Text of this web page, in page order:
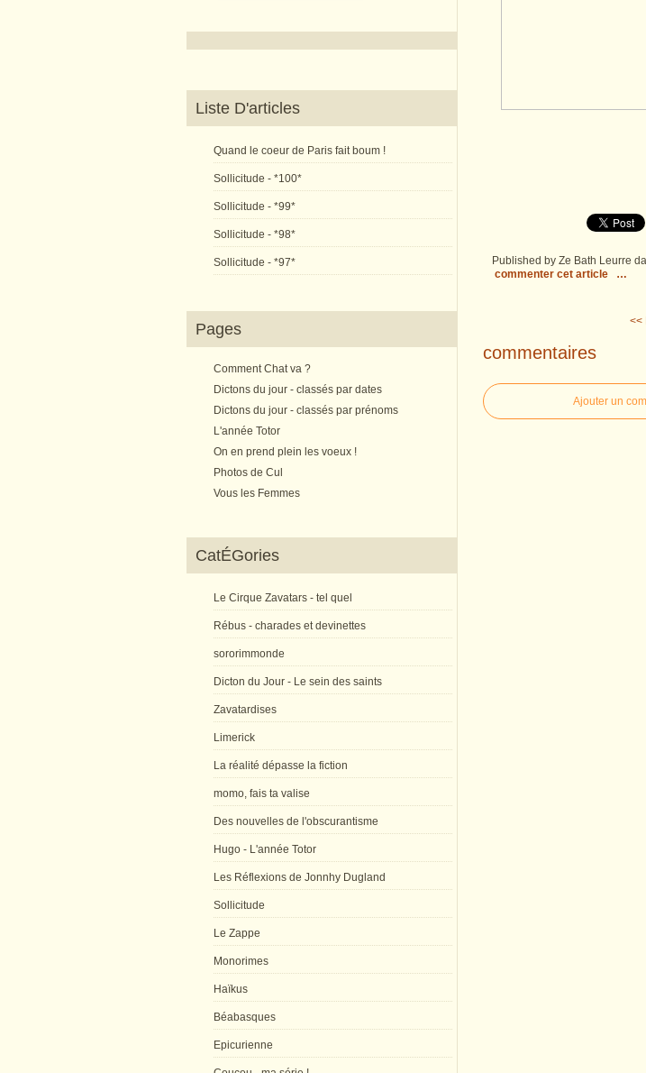
Liste D'articles
Quand le coeur de Paris fait boum !
Sollicitude - *100*
Sollicitude - *99*
Sollicitude - *98*
Sollicitude - *97*
Pages
Comment Chat va ?
Dictons du jour - classés par dates
Dictons du jour - classés par prénoms
L'année Totor
On en prend plein les voeux !
Photos de Cul
Vous les Femmes
CatÉGories
Le Cirque Zavatars - tel quel
Rébus - charades et devinettes
sororimmonde
Dicton du Jour - Le sein des saints
Zavatardises
Limerick
La réalité dépasse la fiction
momo, fais ta valise
Des nouvelles de l'obscurantisme
Hugo - L'année Totor
Les Réflexions de Jonnhy Dugland
Sollicitude
Le Zappe
Monorimes
Haïkus
Béabasques
Epicurienne
Published by Ze Bath Leurre
commenter cet article
…
<<
commentaires
Ajouter un